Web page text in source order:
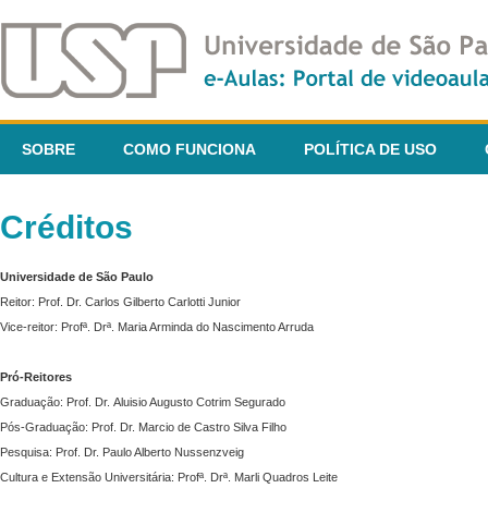
SOBRE COMO FUNCIONA POLÍTICA DE USO
Créditos
Universidade de São Paulo
Reitor: Prof. Dr. Carlos Gilberto Carlotti Junior
Vice-reitor: Profª. Drª. Maria Arminda do Nascimento Arruda
Pró-Reitores
Graduação: Prof. Dr. Aluisio Augusto Cotrim Segurado
Pós-Graduação: Prof. Dr. Marcio de Castro Silva Filho
Pesquisa: Prof. Dr. Paulo Alberto Nussenzveig
Cultura e Extensão Universitária: Profª. Drª. Marli Quadros Leite